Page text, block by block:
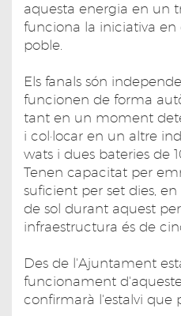
aquesta energia en un
funciona la iniciativa en
poble.
Els fanals són
funcionen de forma
tant en un moment
i col·locar en un altre
wats i dues bateries de
Tenen capacitat per
suficient per set dies,
de sol durant aquest
infraestructura és de
Des de l'Ajuntament
funcionament
confirmarà l'estalvi que